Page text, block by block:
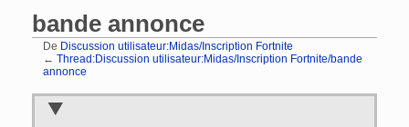
bande annonce
De Discussion utilisateur:Midas/Inscription Fortnite
← Thread:Discussion utilisateur:Midas/Inscription Fortnite/bande
annonce